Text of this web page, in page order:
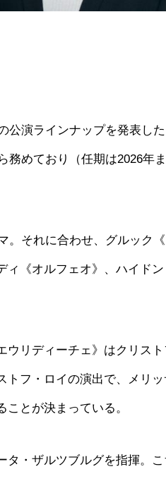
公演ラインナップを発表し
めており（任期は2026年
。それに合わせ、グルック
ィ《オルフェオ》、ハイド
リディーチェ》はクリス
フ・ロイの演出で、メリ
とが決まっている。
タ・ザルツブルグを指揮。